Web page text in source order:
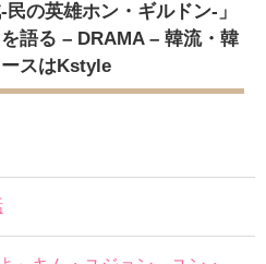
の英雄ホン・ギルドン-」
語る – DRAMA – 韓流・韓
スはKstyle